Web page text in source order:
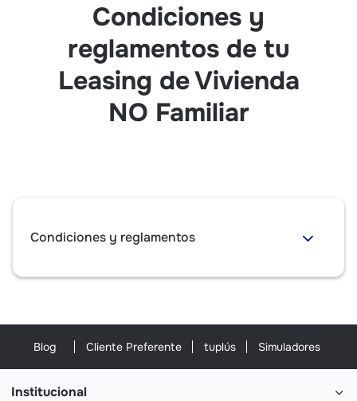
Condiciones y
reglamentos de tu
Leasing de Vivienda
NO Familiar
Condiciones y reglamentos
Blog Cliente Preferente tuplús Simuladores
Institucional